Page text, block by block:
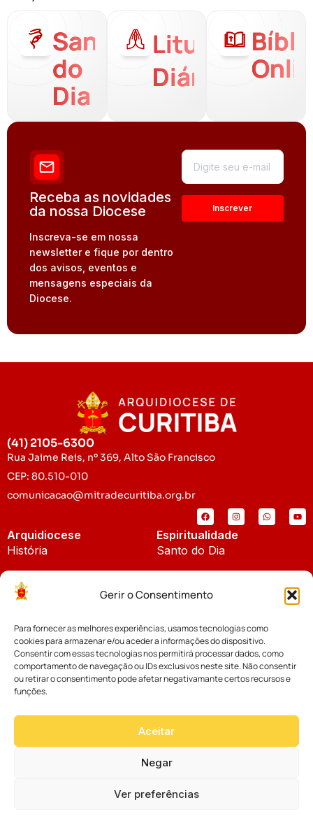
Gerir o Consentimento
Para fornecer as melhores experiências, usamos tecnologias como
cookies para armazenar e/ou aceder a informações do dispositivo.
Consentir com essas tecnologias nos permitirá processar dados, como
comportamento de navegação ou IDs exclusivos neste site. Não consentir
ou retirar o consentimento pode afetar negativamante certos recursos e
funções.
Aceitar
Negar
Ver preferências
Santo
do
Dia
Liturgia
Diária
Receba as novidades
da nossa Diocese
Inscreva-se em nossa
newsletter e fique por dentro
dos avisos, eventos e
mensagens especiais da
Diocese.
(41) 2105-6300
Rua Jaime Reis, nº 369, Alto São Francisco
CEP: 80.510-010
comunicacao@mitradecuritiba.org.br
Arquidiocese
História
Padroeira
Espiritualidade
Santo do Dia
Notícias
Notícias da Arquidiocese
Notícias Cáritas
Palavra dos Bispos
Cúria Diocesana
Fundo Diocesano
Vicariatos da Educação
Eventos